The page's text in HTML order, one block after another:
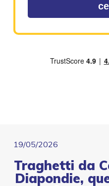
19/05/2026
Traghetti da
Diapondie,